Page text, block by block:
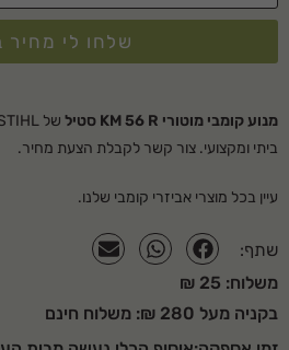
ייעוד ביתי
27.2
משקל (ק"ג)
רמת זעזועים שמאל/ימין (
M/S²)
מנוע STIHL
שלחו לי מחיר
מנוע קומבי מוטורי KM 56 R סטיל
ביתי ומקצועי. צור קשר לקבלת הצעת מחיר.
עיין בכל מוצרי אביזרי קומבי שלנו.
שתף:
משלוח: 25 ₪
בקניה מעל 280 ₪: משלוח חינם